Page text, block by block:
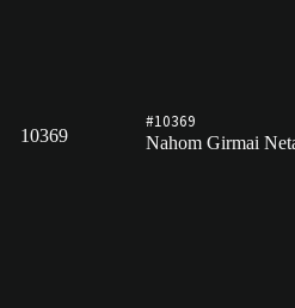
10369
#10369
Nahom Girmai